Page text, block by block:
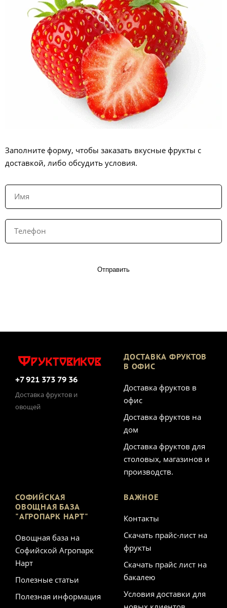
Заполните форму, чтобы заказать вкусные фрукты с
доставкой, либо обсудить условия.
Отправить
+7 921 373 79 36
Доставка фруктов и
овощей
ДОСТАВКА ФРУКТОВ
В ОФИС
Доставка фруктов в
офис
Доставка фруктов на
дом
Доставка фруктов для
столовых, магазинов и
производств.
СОФИЙСКАЯ
ОВОЩНАЯ БАЗА
"АГРОПАРК НАРТ"
Овощная база на
Софийской Агропарк
Нарт
Полезные статьи
Полезная информация
ВАЖНОЕ
Контакты
Скачать прайс-лист на
фрукты
Скачать прайс лист на
бакалею
Условия доставки для